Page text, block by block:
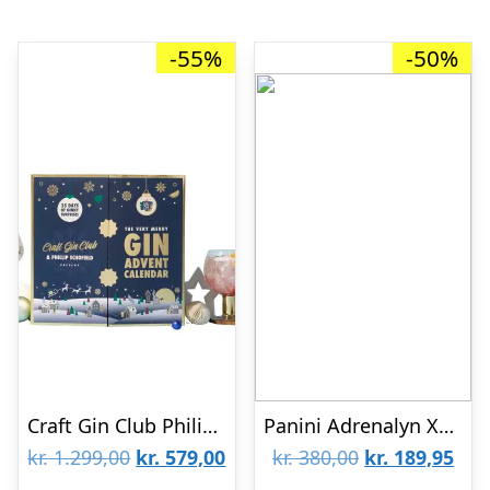
-55%
Craft Gin Club Philip Schofield Edition 25 x 5 Cl Gin Julekalender
kr.1.299,00 Den
kr. 579,00Den
-50%
Panini Adrenalyn XL: FIFA 365 2026 – Surprise Box – Pakkekalender med 24 lÃ¥ger
kr.380,00 Den
kr. 189,95Den